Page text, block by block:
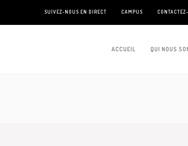
SUIVEZ-NOUS EN DIRECT CAMPUS
ACCUEIL QUI NOUS